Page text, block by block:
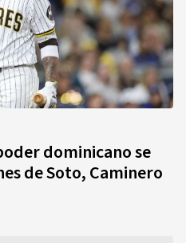
dominicano se
de Soto, Caminero